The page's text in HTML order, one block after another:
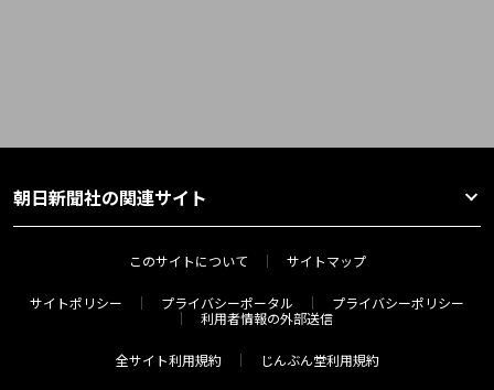
朝日新聞社の関連サイト
このサイトについて サイトマップ
サイトポリシー プライバシーポータル
プライバシーポリシー
利用者情報の外部送信
全サイト利用規約 じんぶん堂利用規約